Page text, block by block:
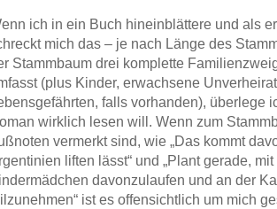
ich in ein Buch hineinblättere und als
mich das – je nach Länge des
Stammbaum drei komplette
(plus Kinder, erwachsene
falls vorhanden), überlege
wirklich lesen will. Wenn zum
vermerkt sind, wie „Das kommt
liften lässt“ und „Plant gerade,
davonzulaufen und an der
ist es offensichtlich um mich